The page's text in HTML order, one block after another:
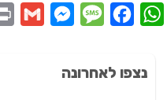
WhatsApp
Facebook
Message
Gmail
נצפו לאחרונה